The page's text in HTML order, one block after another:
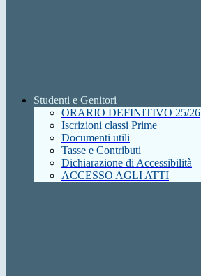
Studenti e Genitori
ORARIO DEFINITIVO 25/26
Iscrizioni classi Prime
Documenti utili
Tasse e Contributi
Dichiarazione di Accessibilità
ACCESSO AGLI ATTI